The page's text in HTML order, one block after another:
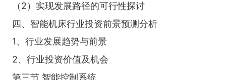
（2）实现发展路径的可行性探讨
四、智能机床行业投资前景预测分析
1、行业发展趋势与前景
2、行业投资价值及机会
第三节 智能控制系统